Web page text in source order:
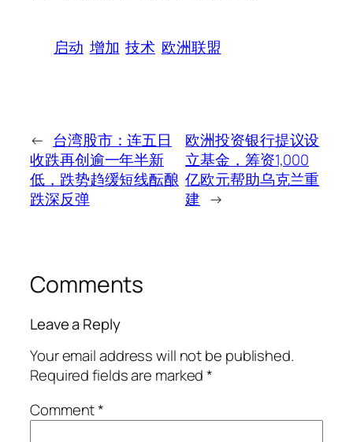
启动 增加 技术 欧洲联盟
← 台湾股市：连五日
收跌再创逾一年半新
低，跌势趋缓短线酝酿
跌深反弹
欧洲投资银行提议设
立基金，筹资1,000
亿欧元帮助乌克兰重
建 →
Comments
Leave a Reply
Your email address will not be published.
Required fields are marked*
Comment*